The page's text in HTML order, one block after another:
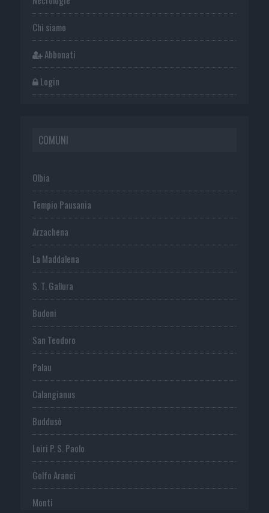
Chi siamo
Abbonati
Login
COMUNI
Olbia
Tempio Pausania
Arzachena
La Maddalena
S. T. Gallura
Budoni
San Teodoro
Palau
Calangianus
Buddusò
Loiri P. S. Paolo
Golfo Aranci
Monti